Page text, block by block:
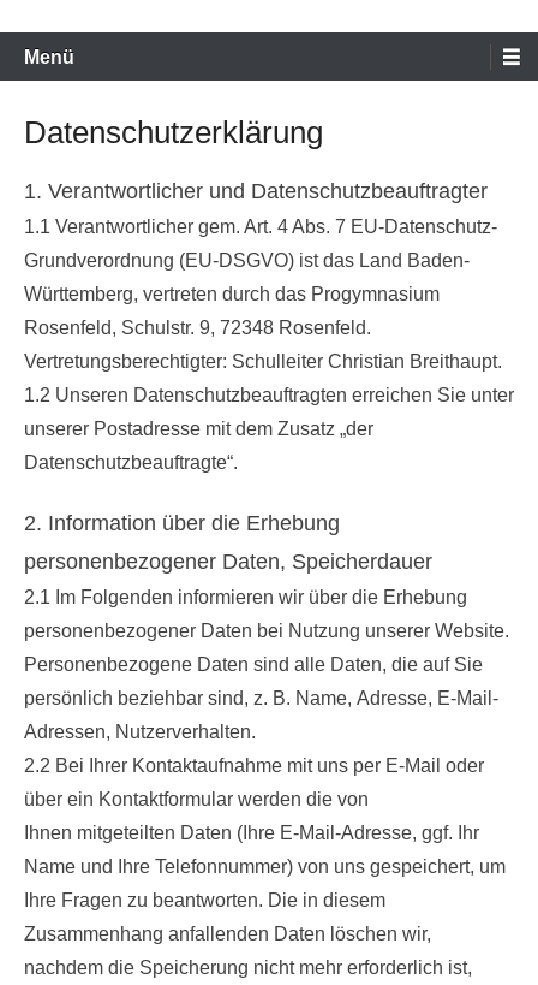
Primäres
Menü
Menü
Datenschutzerklärung
1. Verantwortlicher und Datenschutzbeauftragter
1.1 Verantwortlicher gem. Art. 4 Abs. 7 EU-Datenschutz-
Grundverordnung (EU-DSGVO) ist das Land Baden-
Württemberg, vertreten durch das Progymnasium
Rosenfeld, Schulstr. 9, 72348 Rosenfeld.
Vertretungsberechtigter: Schulleiter Christian Breithaupt.
1.2 Unseren Datenschutzbeauftragten erreichen Sie unter
unserer Postadresse mit dem Zusatz „der
Datenschutzbeauftragte“.
2. Information über die Erhebung
personenbezogener Daten, Speicherdauer
2.1 Im Folgenden informieren wir über die Erhebung
personenbezogener Daten bei Nutzung unserer Website.
Personenbezogene Daten sind alle Daten, die auf Sie
persönlich beziehbar sind, z. B. Name, Adresse, E-Mail-
Adressen, Nutzerverhalten.
2.2 Bei Ihrer Kontaktaufnahme mit uns per E-Mail oder
über ein Kontaktformular werden die von
Ihnen mitgeteilten Daten (Ihre E-Mail-Adresse, ggf. Ihr
Name und Ihre Telefonnummer) von uns gespeichert, um
Ihre Fragen zu beantworten. Die in diesem
Zusammenhang anfallenden Daten löschen wir,
nachdem die Speicherung nicht mehr erforderlich ist,